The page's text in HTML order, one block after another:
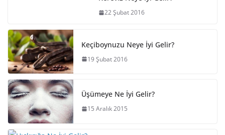
22 Şubat 2016
Keçiboynuzu Neye İyi Gelir?
19 Şubat 2016
Üşümeye Ne İyi Gelir?
15 Aralık 2015